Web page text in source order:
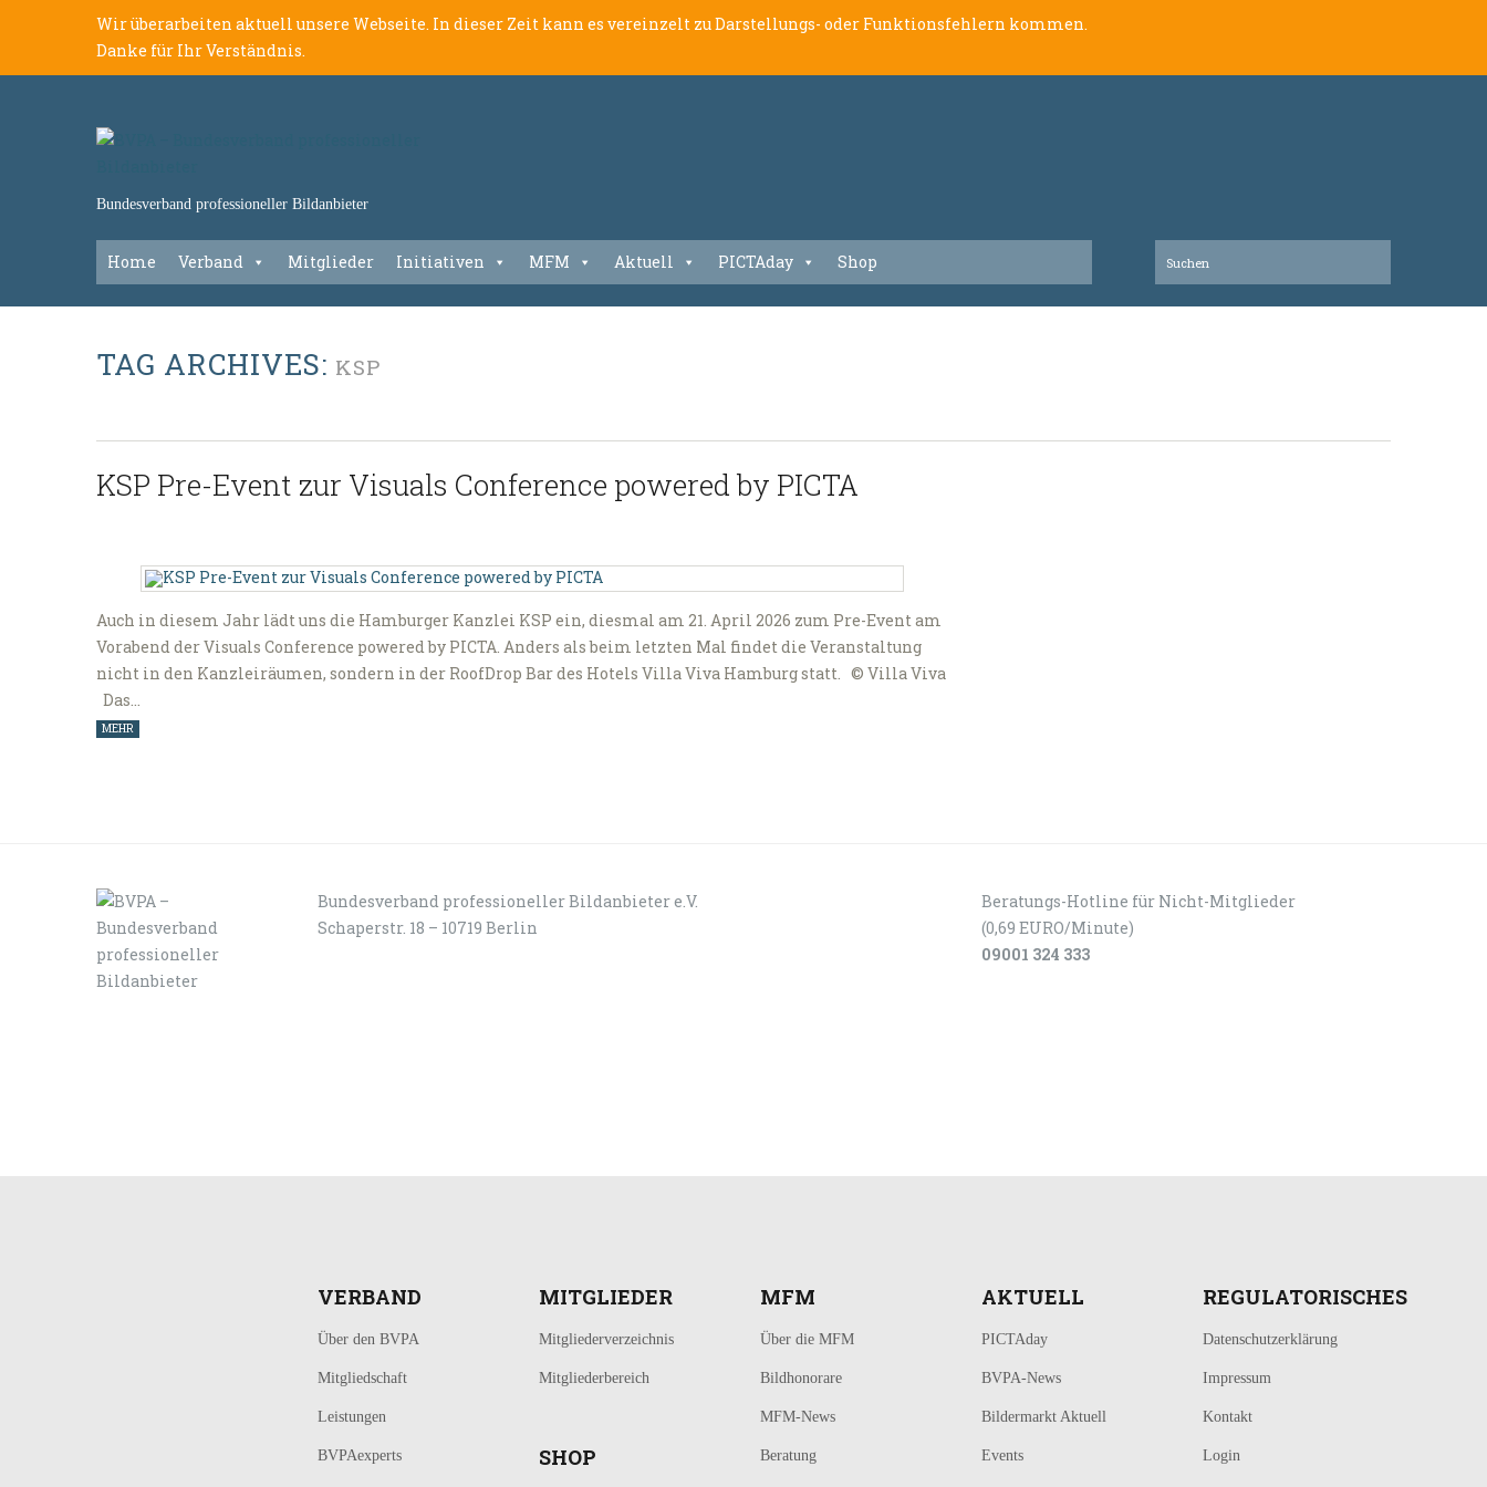
Wir überarbeiten aktuell unsere Webseite. In dieser Zeit kann es vereinzelt zu Darstellungs- oder Funktionsfehlern kommen.
Danke für Ihr Verständnis.
Bundesverband professioneller Bildanbieter
Home Verband Mitglieder Initiativen MFM Aktuell PICTAday Shop
TAG ARCHIVES: KSP
KSP Pre-Event zur Visuals Conference powered by PICTA
Auch in diesem Jahr lädt uns die Hamburger Kanzlei KSP ein, diesmal am 21. April 2026 zum Pre-Event am
Vorabend der Visuals Conference powered by PICTA. Anders als beim letzten Mal findet die Veranstaltung
nicht in den Kanzleiräumen, sondern in der RoofDrop Bar des Hotels Villa Viva Hamburg statt. © Villa Viva
Das…
MEHR
Bundesverband professioneller Bildanbieter e.V.
Schaperstr. 18 – 10719 Berlin
Beratungs-Hotline für Nicht-Mitglieder
(0,69 EURO/Minute)
09001 324 333
VERBAND
Über den BVPA
Mitgliedschaft
Leistungen
BVPAexperts
MITGLIEDER
Mitgliederverzeichnis
Mitgliederbereich
SHOP
MFM
Über die MFM
Bildhonorare
MFM-News
Beratung
AKTUELL
PICTAday
BVPA-News
Bildermarkt Aktuell
Events
REGULATORISCHES
Datenschutzerklärung
Impressum
Kontakt
Login